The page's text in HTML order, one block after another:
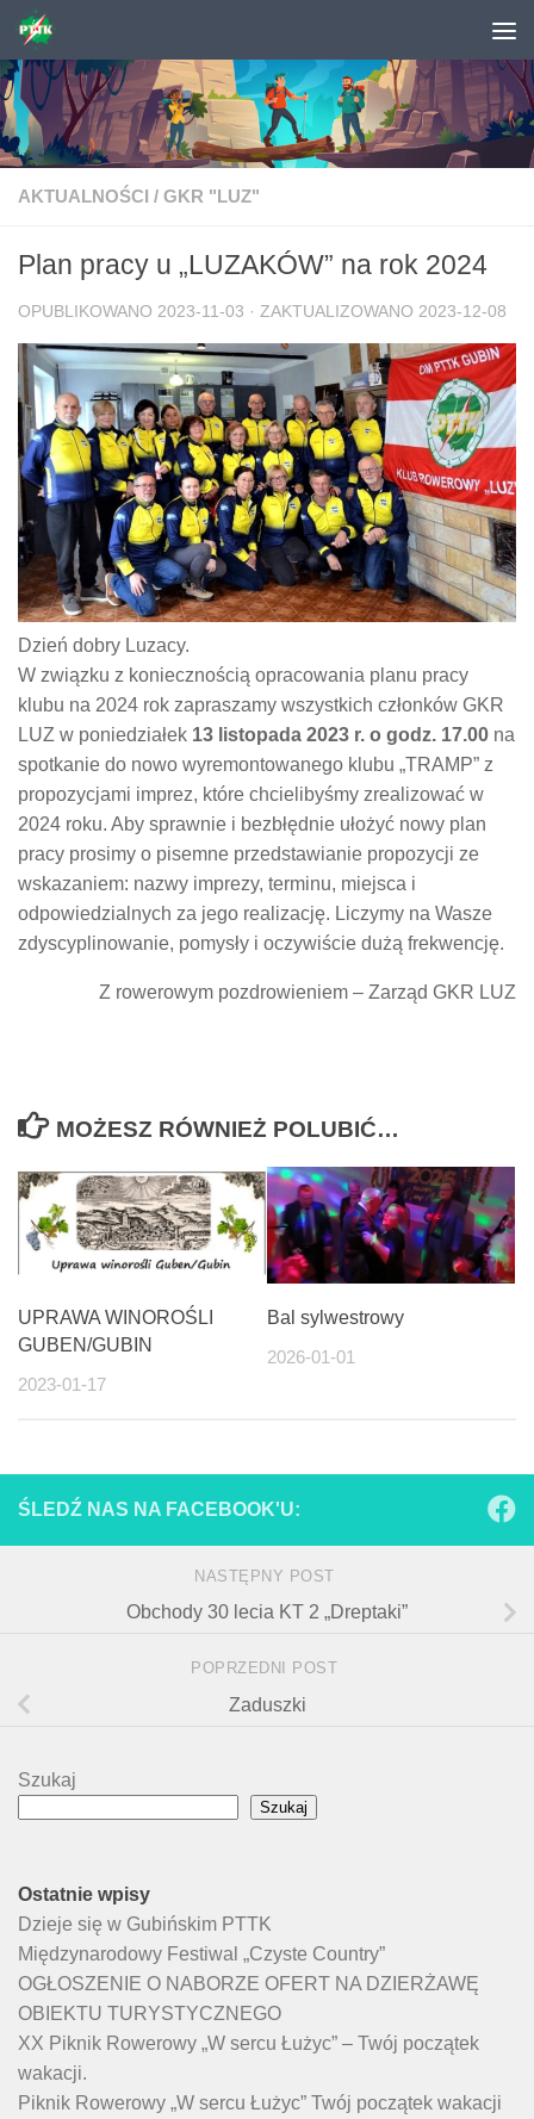
Skip to content
AKTUALNOŚCI / GKR "LUZ"
Plan pracy u „LUZAKÓW” na rok 2024
OPUBLIKOWANO 2023-11-03 · ZAKTUALIZOWANO 2023-12-08
Dzień dobry Luzacy.
W związku z koniecznością opracowania planu pracy
klubu na 2024 rok zapraszamy wszystkich członków GKR
LUZ w poniedziałek 13 listopada 2023 r. o godz. 17.00 na
spotkanie do nowo wyremontowanego klubu „TRAMP” z
propozycjami imprez, które chcielibyśmy zrealizować w
2024 roku. Aby sprawnie i bezbłędnie ułożyć nowy plan
pracy prosimy o pisemne przedstawianie propozycji ze
wskazaniem: nazwy imprezy, terminu, miejsca i
odpowiedzialnych za jego realizację. Liczymy na Wasze
zdyscyplinowanie, pomysły i oczywiście dużą frekwencję.
Z rowerowym pozdrowieniem – Zarząd GKR LUZ
MOŻESZ RÓWNIEŻ POLUBIĆ…
UPRAWA WINOROŚLI
GUBEN/GUBIN
2023-01-17
Bal sylwestrowy
2026-01-01
ŚLEDŹ NAS NA FACEBOOK'U:
NASTĘPNY POST
Obchody 30 lecia KT 2 „Dreptaki”
POPRZEDNI POST
Zaduszki
Szukaj
Szukaj
Ostatnie wpisy
Dzieje się w Gubińskim PTTK
Międzynarodowy Festiwal „Czyste Country”
OGŁOSZENIE O NABORZE OFERT NA DZIERŻAWĘ
OBIEKTU TURYSTYCZNEGO
XX Piknik Rowerowy „W sercu Łużyc” – Twój początek
wakacji.
Piknik Rowerowy „W sercu Łużyc” Twój początek wakacji